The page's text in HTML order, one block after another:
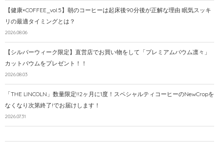
【健康×COFFEE_vol.5】朝のコーヒーは起床後90分後が正解な理由 眠気スッキ
リの最適タイミングとは？
2026.08.06
【シルバーウィーク限定】直営店でお買い物をして「プレミアムバウム凛々」
カットバウムをプレゼント！！
2026.08.03
「THE LINCOLN」数量限定!!2ヶ月に1度！スペシャルティコーヒーのNewCropを
なくなり次第終了!でお届けします！
2026.07.31